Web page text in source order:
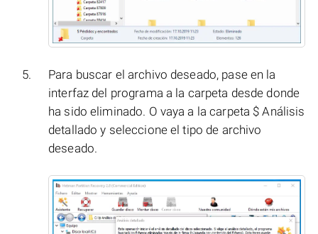
Para buscar el archivo deseado, pase en la
interfaz del programa a la carpeta desde donde
ha sido eliminado. O vaya a la carpeta $ Análisis
detallado y seleccione el tipo de archivo
deseado.